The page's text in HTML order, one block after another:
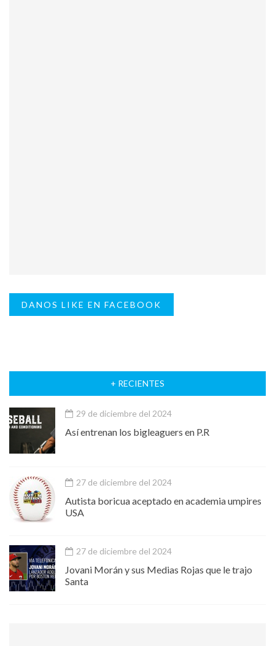
DANOS LIKE EN FACEBOOK
+ RECIENTES
29 de diciembre del 2024
Así entrenan los bigleaguers en P.R
27 de diciembre del 2024
Autista boricua aceptado en academia umpires
USA
27 de diciembre del 2024
Jovani Morán y sus Medias Rojas que le trajo
Santa